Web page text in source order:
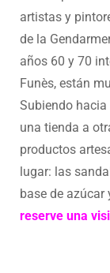
artistas y
de la
años 60 y 70
Funès, están
Subiendo
una tienda a
productos
lugar: las
base de azúcar
reserve una